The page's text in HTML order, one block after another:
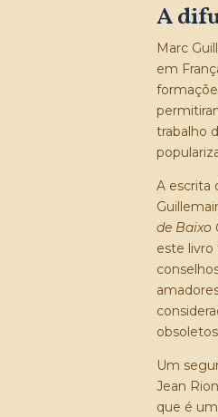
A
Marc
em
trabalho
A escrita
de Baixo
este
Um
Jean
que é